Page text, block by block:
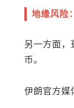
地缘风险
另一方面，
币。
伊朗官方媒